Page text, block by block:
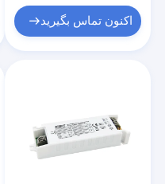
اکنون تماس بگیرید